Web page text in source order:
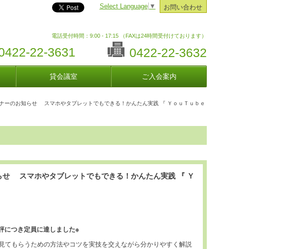
お問い合わせ
Select Language ▼
電話受付時間：9:00 - 17:15 （FAXは24時間受付けております）
22-3631 0422-22-3632
貸会議室 ご入会案内
ーのお知らせ スマホやタブレットでもできる！かんたん実践 『 ＹｏｕＴｕｂｅ
せ スマホやタブレットでもできる！かんたん実践 『 Ｙ
につき定員に達しました※
てもらうための方法やコツを実技を交えながら分かりやすく解説